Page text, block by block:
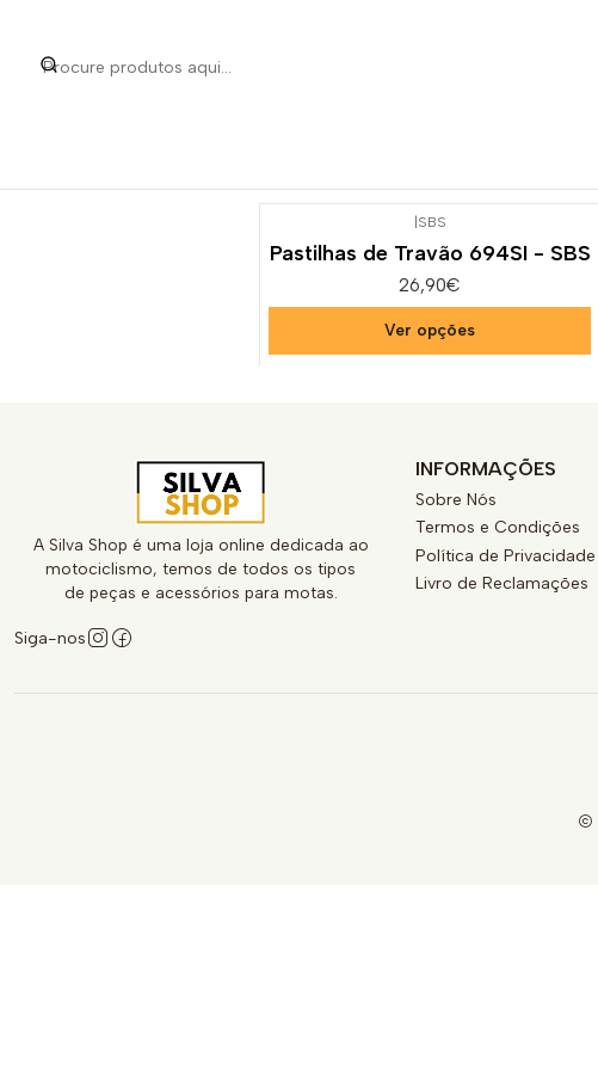
SBS
Pastilhas de Travão 694SI - SBS
26,90€
Ver opções
A Silva Shop é uma loja online dedicada ao
motociclismo, temos de todos os tipos
de peças e acessórios para motas.
Siga-nos
INFORMAÇÕES
Sobre Nós
Termos e Condições
Política de Privacidade
Livro de Reclamações